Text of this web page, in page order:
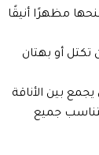
مظهرًا أنيقًا
تكتل أو بهتان
بين الأناقة
جميع